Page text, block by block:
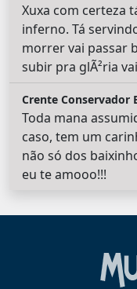
Xuxa com certeza
inferno. Tá
morrer vai passar
subir pra glÃ²ria
Crente Conservador
Toda mana
caso, tem um
não só dos
eu te amooo!!!